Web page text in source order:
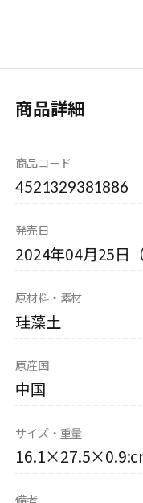
商品詳細
商品コード
4521329381886
発売日
2024年04月25日
原材料・素材
珪藻土
原産国
中国
サイズ・重量